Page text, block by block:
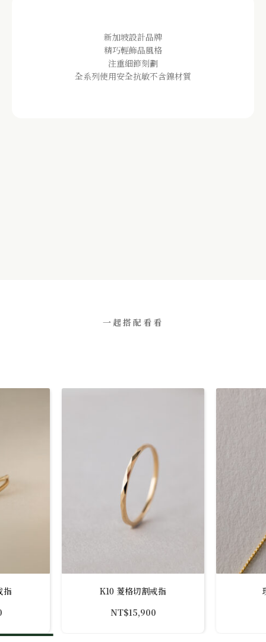
新加坡設計品牌
精巧輕飾品風格
注重細節刻劃
全系列使用安全抗敏不含鎳材質
一起搭配看看
指
K10 菱格切割戒指
NT$15,900